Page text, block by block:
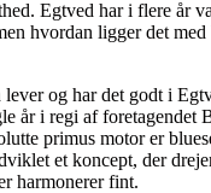
Egtved har i flere år
hvordan ligger det
og har det godt i
år i regi af foretagendet
primus motor er
et koncept, der
harmonerer fint.